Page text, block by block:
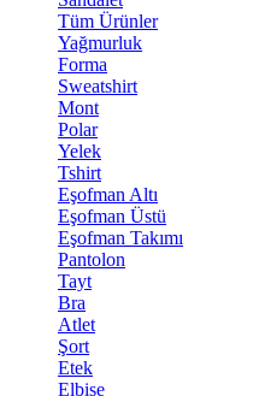
Tüm Ürünler
Yağmurluk
Forma
Sweatshirt
Mont
Polar
Yelek
Tshirt
Eşofman Altı
Eşofman Üstü
Eşofman Takımı
Pantolon
Tayt
Bra
Atlet
Şort
Etek
Elbise